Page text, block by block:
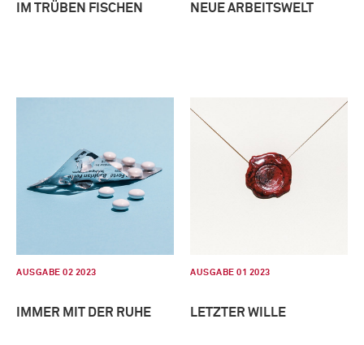
IM TRÜBEN FISCHEN NEUE ARBEITSWELT
AUSGABE 02 2023
IMMER MIT DER RUHE
AUSGABE 01 2023
LETZTER WILLE